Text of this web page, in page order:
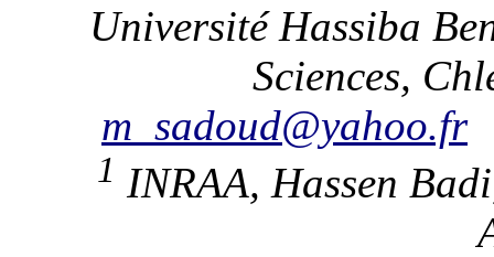
Université Hassiba
Sciences,
m_sadoud@yahoo.fr
1 INRAA, Hassen